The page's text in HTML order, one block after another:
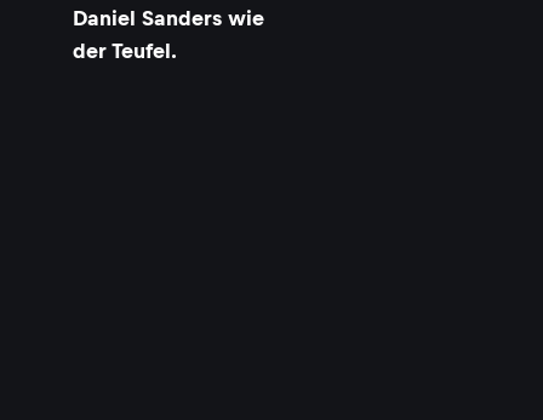
Daniel Sanders wie
der Teufel.